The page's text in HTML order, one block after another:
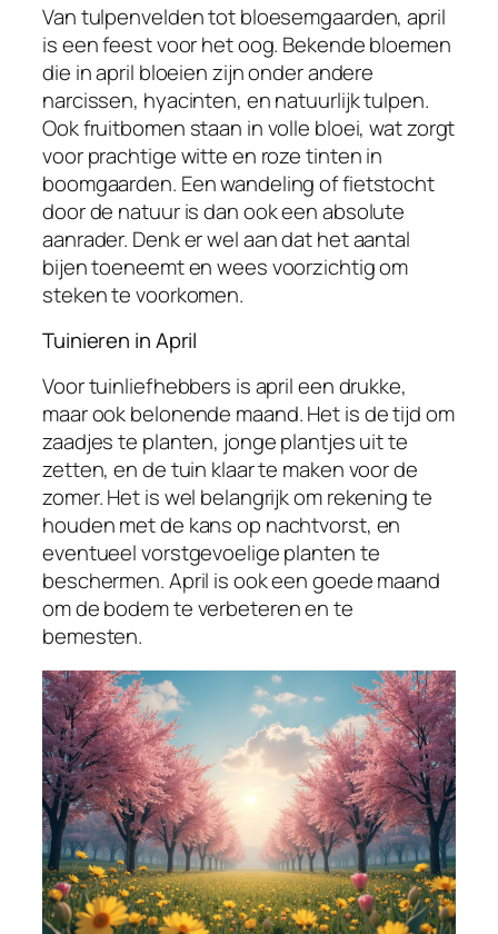
Van tulpenvelden tot bloesemgaarden, april
is een feest voor het oog. Bekende bloemen
die in april bloeien zijn onder andere
narcissen, hyacinten, en natuurlijk tulpen.
Ook fruitbomen staan in volle bloei, wat zorgt
voor prachtige witte en roze tinten in
boomgaarden. Een wandeling of fietstocht
door de natuur is dan ook een absolute
aanrader. Denk er wel aan dat het aantal
bijen toeneemt en wees voorzichtig om
steken te voorkomen.
Tuinieren in April
Voor tuinliefhebbers is april een drukke,
maar ook belonende maand. Het is de tijd om
zaadjes te planten, jonge plantjes uit te
zetten, en de tuin klaar te maken voor de
zomer. Het is wel belangrijk om rekening te
houden met de kans op nachtvorst, en
eventueel vorstgevoelige planten te
beschermen. April is ook een goede maand
om de bodem te verbeteren en te
bemesten.